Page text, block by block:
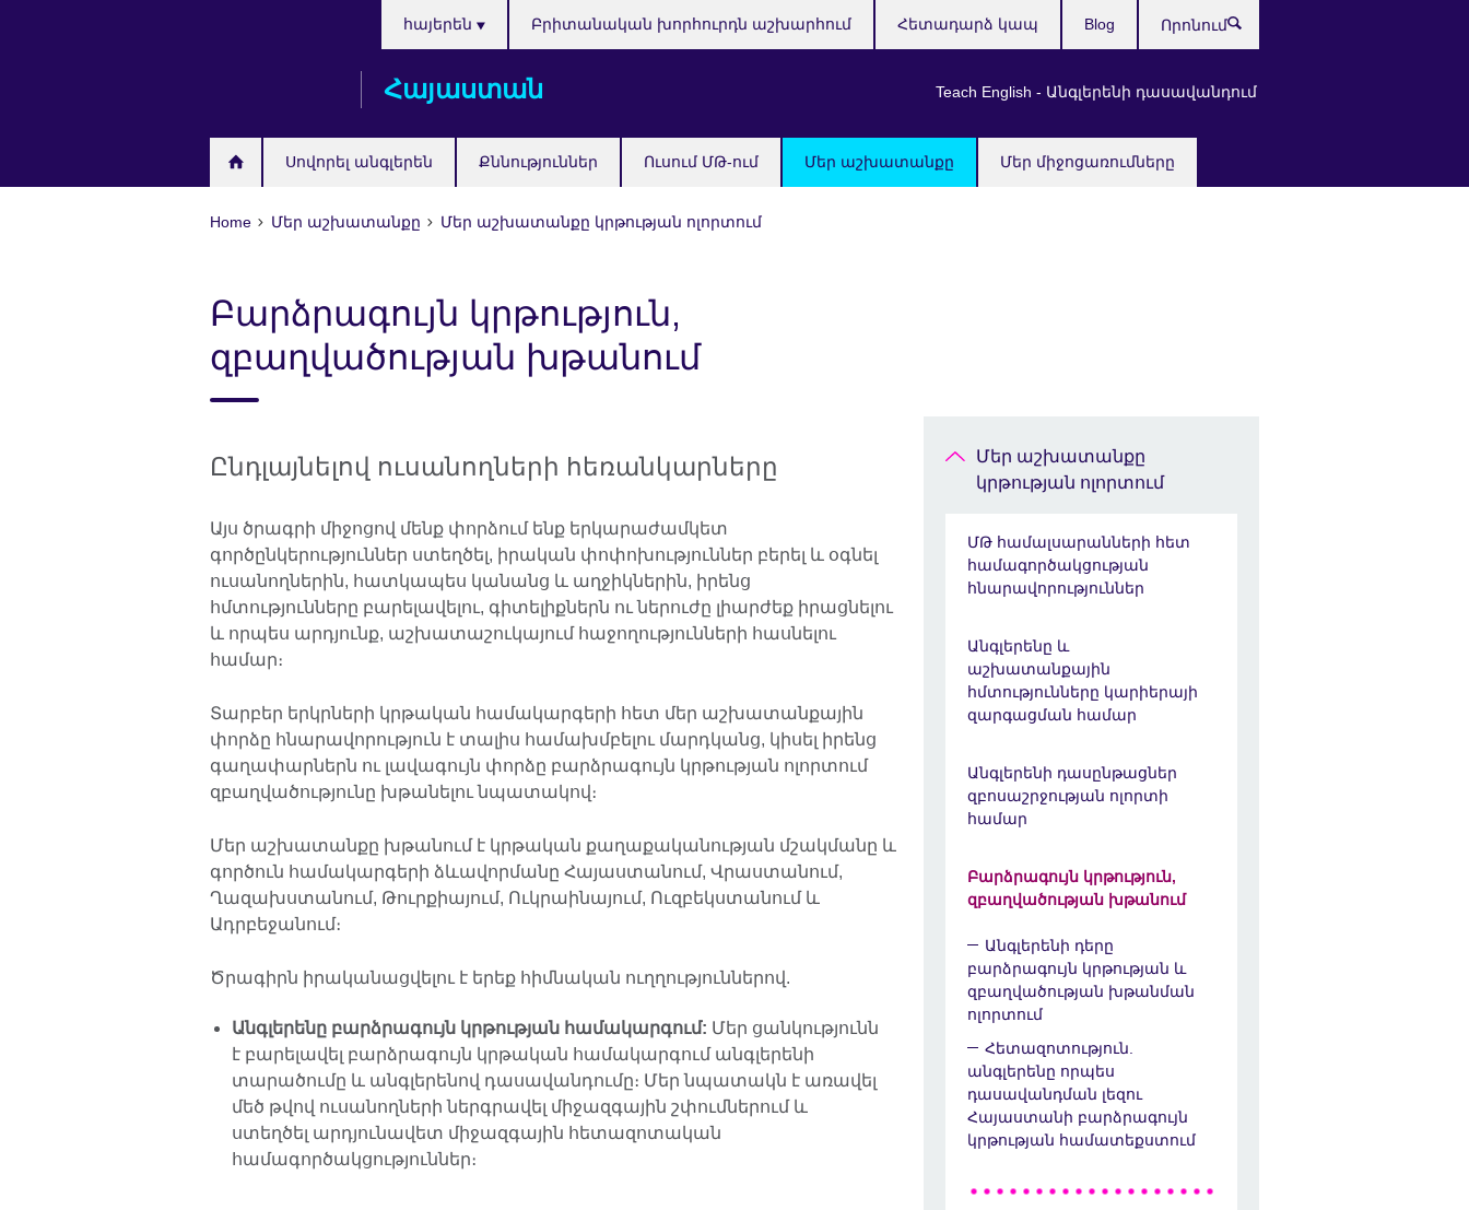
Հայաստան
Սովորել անգլերեն Քննություններ Ուսում ՄԹ-ում Մեր աշխատանքը Մեր միջոցառումները
հայերեն
Teach English - Անգլերենի դասավանդում
Բրիտանական խորհուրդն աշխարհում Հետադարձ կապ Blog
Home Մեր աշխատանքը Մեր աշխատանքը կրթության ոլորտում
Բարձրագույն կրթություն,
զբաղվածության խթանում
Ընդլայնելով ուսանողների հեռանկարները
Այս ծրագրի միջոցով մենք փորձում ենք երկարաժամկետ
գործընկերություններ ստեղծել, իրական փոփոխություններ բերել և օգնել
ուսանողներին, հատկապես կանանց և աղջիկներին, իրենց
հմտությունները բարելավելու, գիտելիքներն ու ներուժը լիարժեք իրացնելու
և որպես արդյունք, աշխատաշուկայում հաջողությունների հասնելու
համար։
Տարբեր երկրների կրթական համակարգերի հետ մեր աշխատանքային
փորձը հնարավորություն է տալիս համախմբելու մարդկանց, կիսել իրենց
գաղափարներն ու լավագույն փորձը բարձրագույն կրթության ոլորտում
զբաղվածությունը խթանելու նպատակով։
Մեր աշխատանքը խթանում է կրթական քաղաքականության մշակմանը և
գործուն համակարգերի ձևավորմանը Հայաստանում, Վրաստանում,
Ղազախստանում, Թուրքիայում, Ուկրաինայում, Ուզբեկստանում և
Ադրբեջանում։
Ծրագիրն իրականացվելու է երեք հիմնական ուղղություններով.
Անգլերենը բարձրագույն կրթության համակարգում: Մեր ցանկությունն
է բարելավել բարձրագույն կրթական համակարգում անգլերենի
տարածումը և անգլերենով դասավանդումը։ Մեր նպատակն է առավել
մեծ թվով ուսանողների ներգրավել միջազգային շփումներում և
ստեղծել արդյունավետ միջազգային հետազոտական
համագործակցություններ։
Մեր աշխատանքը
կրթության ոլորտում
ՄԹ համալսարանների հետ
համագործակցության
հնարավորություններ
Անգլերենը և
աշխատանքային
հմտությունները կարիերայի
զարգացման համար
Անգլերենի դասընթացներ
զբոսաշրջության ոլորտի
համար
Բարձրագույն կրթություն,
զբաղվածության խթանում
Անգլերենի դերը
բարձրագույն կրթության և
զբաղվածության խթանման
ոլորտում
Հետազոտություն.
անգլերենը որպես
դասավանդման լեզու
Հայաստանի բարձրագույն
կրթության համատեքստում